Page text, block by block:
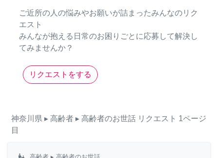
ご近所の人の悩みやお願いが詰まったみんなのリク
エスト
みんなが抱える日常のお困りごとに応募して解決し
てみませんか？
リクエストをする
神奈川県 ▸ 高齢者 ▸ 高齢者のお世話 リクエスト 1ページ
目